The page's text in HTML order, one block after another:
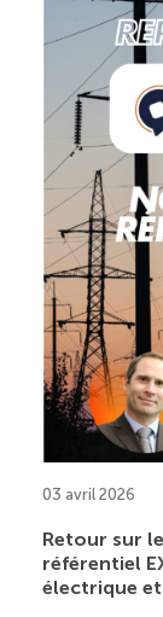
03 avril 2026
Retour sur
référentiel
électrique